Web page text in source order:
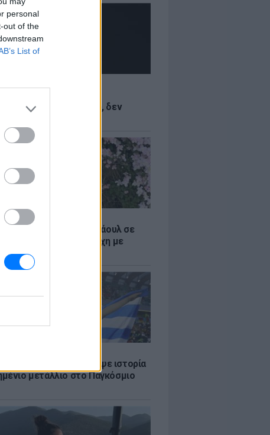
personal
out of the
List of
με το δέρμα μου, δεν
η influencer Σίντνεϊ Τάουλ σε
26 ετών έπειτα από μάχη με
μορφή καρκίνου
Μητροπούλου έγραψε ιστορία
μετάλλιο στο Παγκόσμιο